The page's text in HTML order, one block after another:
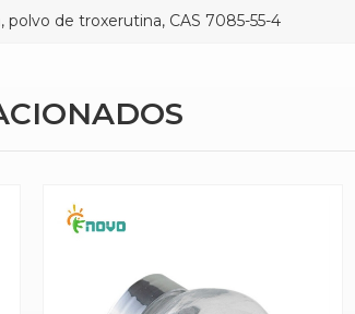
polvo de troxerutina, CAS 7085-55-4